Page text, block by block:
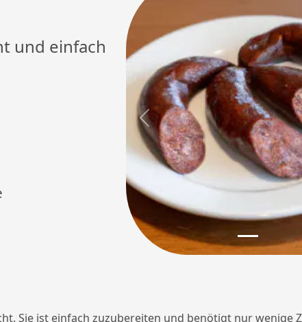
und einfach
Previous
Sie ist einfach zuzubereiten und benötigt nur wenige